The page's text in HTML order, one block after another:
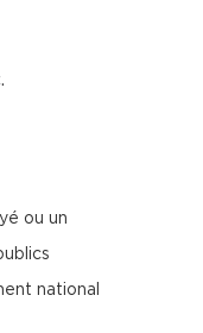
ou un
national